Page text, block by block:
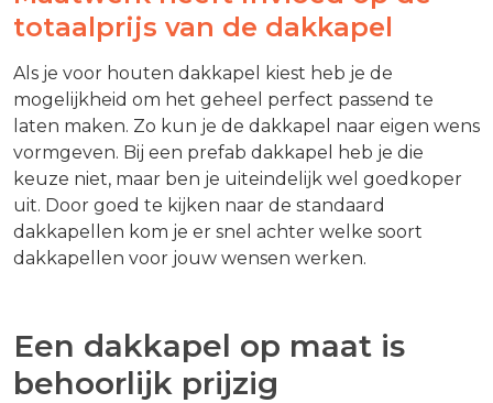
totaalprijs van de dakkapel
Als je voor houten dakkapel kiest heb je de
mogelijkheid om het geheel perfect passend te
laten maken. Zo kun je de dakkapel naar eigen wens
vormgeven. Bij een prefab dakkapel heb je die
keuze niet, maar ben je uiteindelijk wel goedkoper
uit. Door goed te kijken naar de standaard
dakkapellen kom je er snel achter welke soort
dakkapellen voor jouw wensen werken.
Een dakkapel op maat is
behoorlijk prijzig